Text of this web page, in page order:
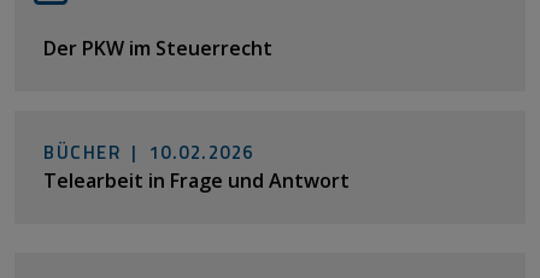
Der PKW im Steuerrecht
BÜCHER | 10.02.2026
Telearbeit in Frage und Antwort